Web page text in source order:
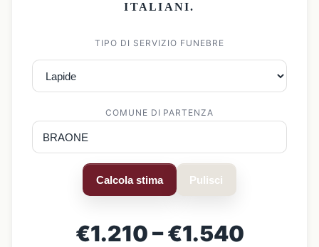
ITALIANI.
TIPO DI SERVIZIO FUNEBRE
COMUNE DI PARTENZA
Calcola stima Pulisci
€1.210 – €1.540